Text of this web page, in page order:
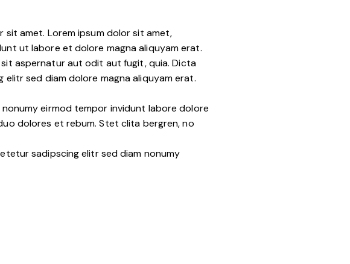
amet. Lorem ipsum dolor sit amet,
ut labore et dolore magna aliquyam erat.
aspernatur aut odit aut fugit, quia. Dicta
sed diam dolore magna aliquyam erat.
eirmod tempor invidunt labore dolore
dolores et rebum. Stet clita bergren, no
sadipscing elitr sed diam nonumy